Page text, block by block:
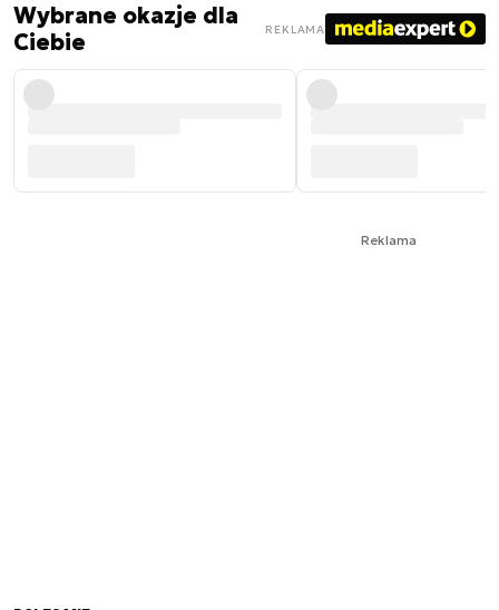
Wybrane okazje dla
Ciebie
REKLAMA
Reklama